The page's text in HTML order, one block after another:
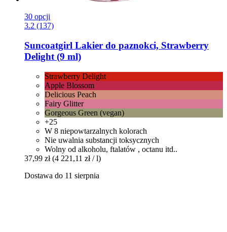
30 opcji
3.2 (137)
Suncoatgirl Lakier do paznokci, Strawberry
Delight (9 ml)
Strawberry Delight
Apple Blossom
Delicious Peach
Fairy Glitter
Gorgeous Green (vegan)
+25
W 8 niepowtarzalnych kolorach
Nie uwalnia substancji toksycznych
Wolny od alkoholu, ftalatów , octanu itd..
37,99 zł (4 221,11 zł / l)
Dostawa do 11 sierpnia